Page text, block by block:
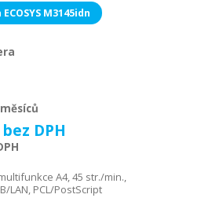
M3145idn
DPH
A4, 45 str./min.,
LAN, PCL/PostScript